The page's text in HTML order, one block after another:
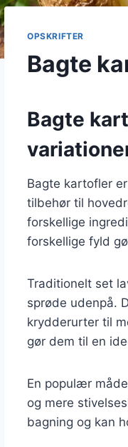
OPSKRIFTER
Bagte
Bagte
Bagte kartofler
tilbehør til
forskellige
forskellige fyld
Traditionelt set
sprøde udenpå.
krydderurter til
gør dem til en
En populær
og mere
bagning og kan